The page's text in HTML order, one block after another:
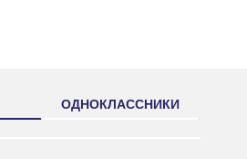
ОДНОКЛАССНИКИ